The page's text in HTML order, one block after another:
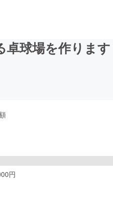
卓球場を作ります
円